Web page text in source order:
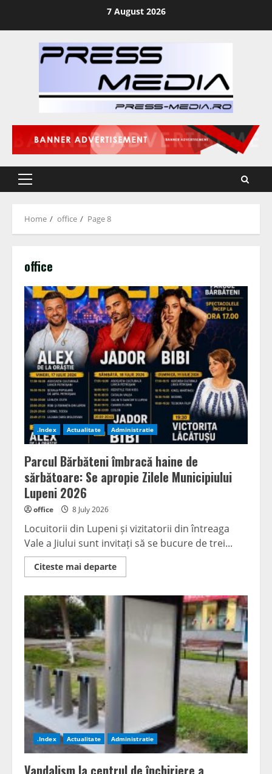
7 August 2026
Primary
Home office Page 8
office
.Index Actualitate Administratie
Parcul Bărbăteni îmbracă haine de
sărbătoare: Se apropie Zilele Municipiului
Lupeni 2026
office 8 July 2026
Locuitorii din Lupeni și vizitatorii din întreaga
Vale a Jiului sunt invitați să se bucure de trei...
Citeste mai departeRead
more
Bărbăteni
.Index Actualitate Administratie